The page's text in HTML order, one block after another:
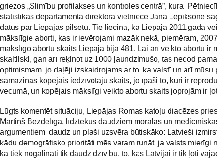
griezos „Slimību profilakses un kontroles centrā”, kura
statistikas departamenta direktora vietniece Jana Lepiksone
datus par Liepājas pilsētu. Tie liecina, ka Liepājā 2011.gadā
mākslīgie aborti, kas ir ievērojami mazāk nekā, piemēram,
mākslīgo abortu skaits Liepājā bija 481. Lai arī veikto abortu ir
skaitliski, gan arī rēķinot uz 1000 jaundzimušo, tas nedod
optimismam, jo daļēji izskaidrojams ar to, ka valstī un arī mūsu
samazinās kopējais iedzīvotāju skaits, jo īpaši to, kuri ir
vecumā, un kopējais mākslīgi veikto abortu skaits joprojām ir
Lūgts komentēt situāciju, Liepājas Romas katoļu diacēzes
Mārtiņš Bezdelīga, līdztekus daudziem morālas un
argumentiem, daudz un plaši uzsvēra būtiskāko: Latvieši
kādu demogrāfisko prioritāti mēs varam runāt, ja valsts mierīgi
ka tiek nogalināti tik daudz dzīvību, to, kas Latvijai ir tik ļoti